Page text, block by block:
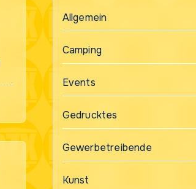
Allgemein
Camping
Events
Gedrucktes
Gewerbetreibende
Kunst